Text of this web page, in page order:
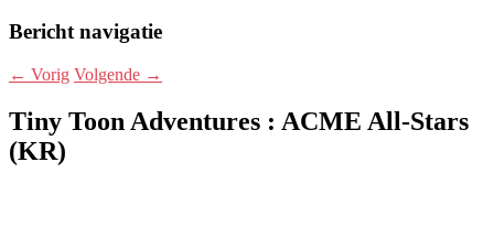
Bericht navigatie
← Vorig Volgende →
Tiny Toon Adventures : ACME All-Stars
(KR)